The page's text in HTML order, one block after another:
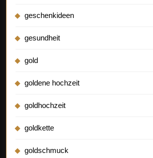
geschenkideen
gesundheit
gold
goldene hochzeit
goldhochzeit
goldkette
goldschmuck